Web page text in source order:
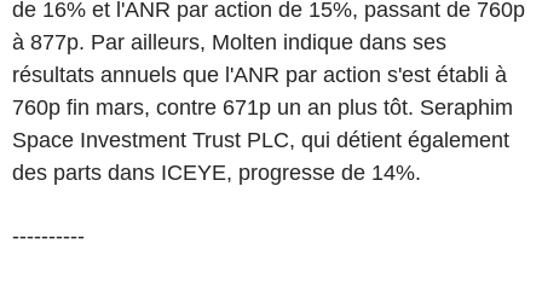
de 16% et l'ANR par action de 15%, passant de 760p
à 877p. Par ailleurs, Molten indique dans ses
résultats annuels que l'ANR par action s'est établi à
760p fin mars, contre 671p un an plus tôt. Seraphim
Space Investment Trust PLC, qui détient également
des parts dans ICEYE, progresse de 14%.
----------